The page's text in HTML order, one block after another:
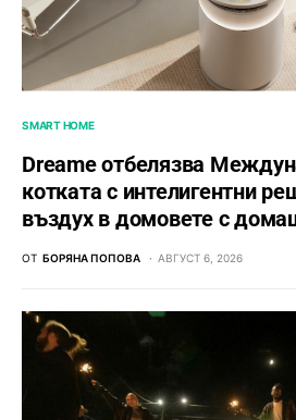
SMART HOME
Dreame отбелязва
котката с интелигентни
въздух в домовете с
ОТ БОРЯНА ПОПОВА АВГУСТ 6, 2026